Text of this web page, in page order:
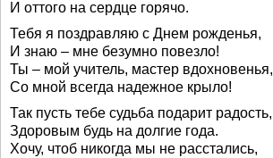
И оттого на сердце горячо.
Тебя я поздравляю с Днем рожденья,
И знаю – мне безумно повезло!
Ты – мой учитель, мастер вдохновенья,
Со мной всегда надежное крыло!
Так пусть тебе судьба подарит радость,
Здоровым будь на долгие года.
Хочу, чтоб никогда мы не расстались,